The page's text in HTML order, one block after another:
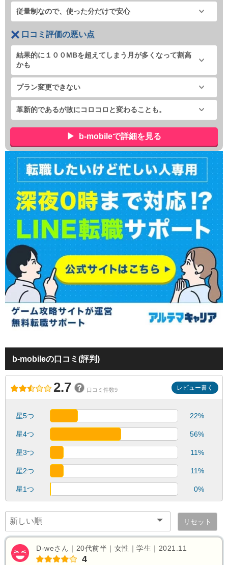
従量制なので、使った分だけで安心
口コミ評価の悪い点
結果的に１００MBを超えてしまう月が多くなって割高
かも
プラン変更できない
革新的であるが故にコロコロと変わることも。
b-mobileで詳細を見る
b-mobileの口コミ(評判)
2.7 口コミ件数9 レビュー書く
星5つ 22%
星4つ 56%
星3つ 11%
星2つ 11%
星1つ 0%
リセット
D-weさん｜20代前半｜女性｜学生｜2021.11
4